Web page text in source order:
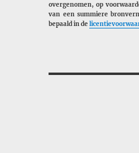
overgenomen, op
van een summiere
bepaald in de